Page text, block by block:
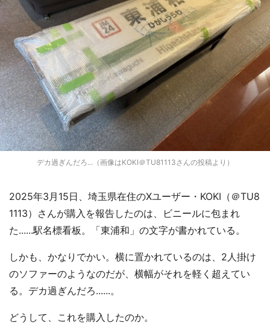
デカ過ぎんだろ...（画像はKOKI＠TU81113さんの投稿より）
2025年3月15日、埼玉県在住のXユーザー・KOKI（＠TU8
1113）さんが購入を報告したのは、ビニールに包まれ
た......駅名標看板。「東浦和」の文字が書かれている。
しかも、かなりでかい。横に置かれているのは、2人掛け
のソファーのようなのだが、横幅がそれを軽く超えてい
る。デカ過ぎんだろ......。
どうして、これを購入したのか。